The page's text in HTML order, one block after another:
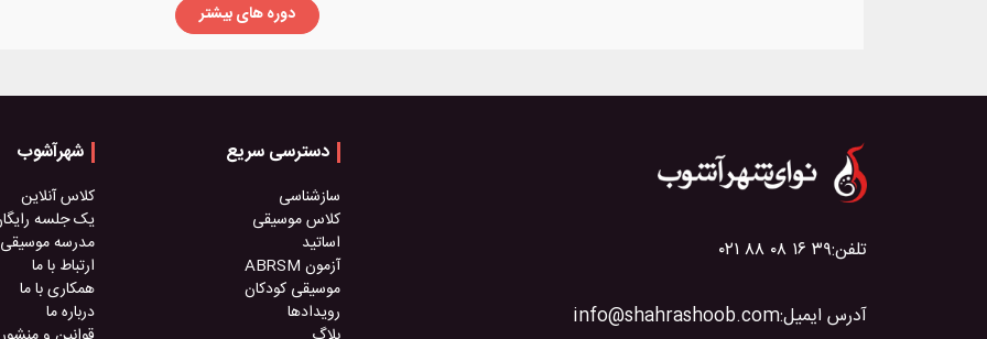
دوره های بیشتر
تلفن:۰۲۱ ۸۸ ۰۸ ۱۶ ۳۹
آدرس ایمیل:info@shahrashoob.com
دسترسی سریع
سازشناسی
کلاس موسیقی
اساتید
آزمون ABRSM
موسیقی کودکان
رویدادها
شهرآشوب
کلاس آنلاین
یک جلسه
مدرسه موسیقی
ارتباط با ما
همکاری با ما
درباره ما